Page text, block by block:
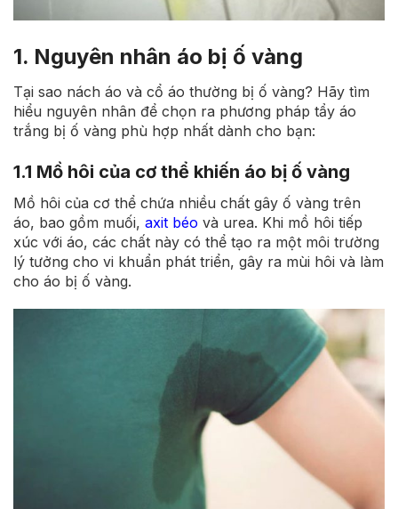
1. Nguyên nhân áo bị ố vàng
Tại sao nách áo và cổ áo thường bị ố vàng? Hãy tìm
hiểu nguyên nhân để chọn ra phương pháp tẩy áo
trắng bị ố vàng phù hợp nhất dành cho bạn:
1.1 Mồ hôi của cơ thể khiến áo bị ố vàng
Mồ hôi của cơ thể chứa nhiều chất gây ố vàng trên
áo, bao gồm muối, axit béo và urea. Khi mồ hôi tiếp
xúc với áo, các chất này có thể tạo ra một môi trường
lý tưởng cho vi khuẩn phát triển, gây ra mùi hôi và làm
cho áo bị ố vàng.